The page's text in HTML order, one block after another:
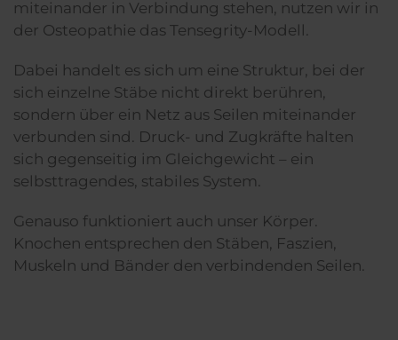
miteinander in Verbindung stehen, nutzen wir in
der Osteopathie das Tensegrity-Modell.
Dabei handelt es sich um eine Struktur, bei der
sich einzelne Stäbe nicht direkt berühren,
sondern über ein Netz aus Seilen miteinander
verbunden sind. Druck- und Zugkräfte halten
sich gegenseitig im Gleichgewicht – ein
selbsttragendes, stabiles System.
Genauso funktioniert auch unser Körper.
Knochen entsprechen den Stäben, Faszien,
Muskeln und Bänder den verbindenden Seilen.